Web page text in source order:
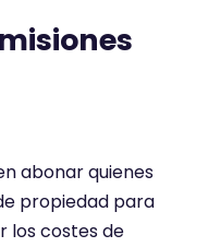
abonar quienes
propiedad para
los costes de